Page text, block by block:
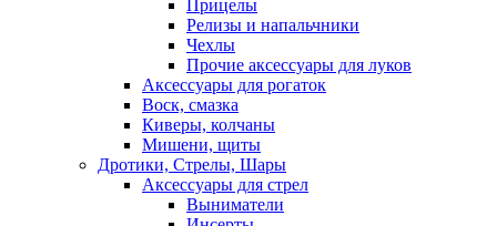
Прицелы
Релизы и напальчники
Чехлы
Прочие аксессуары для луков
Аксессуары для рогаток
Воск, смазка
Киверы, колчаны
Мишени, щиты
Дротики, Стрелы, Шары
Аксессуары для стрел
Выниматели